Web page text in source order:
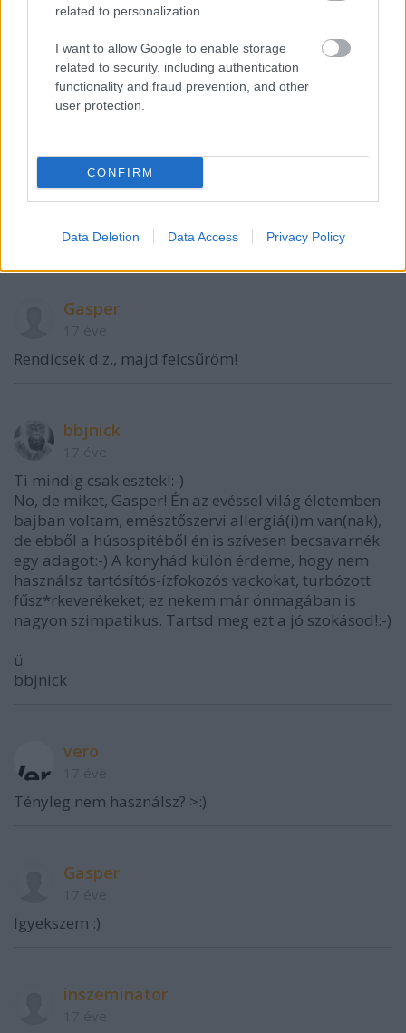
related to personalization.
I want to allow Google to enable storage
related to security, including authentication
functionality and fraud prevention, and other
user protection.
CONFIRM
Data Deletion Data Access Privacy Policy
Gasper
17 éve
Száraz pezsgőből én is le tudok nyomni egy üveggel,
viszont édesből egy pohár is nehezen csúszik :)
d.z.
17 éve
Gasper
Rendicsek d.z., majd felcsűröm!
bbjnick
Ti mindig csak esztek!:-)
No, de miket, Gasper! Én az evéssel világ életemben
bajban voltam, emésztőszervi allergiá(i)m van(nak),
de ebből a húsospitéből én is szívesen becsavarnék
egy adagot:-) A konyhád külön érdeme, hogy nem
használsz tartósítós-ízfokozós vackokat, turbózott
fűsz*rkeverékeket; ez nekem már önmagában is
nagyon szimpatikus. Tartsd meg ezt a jó szokásod!:-)
ü
bbjnick
vero
Tényleg nem használsz? >:)
Gasper
Igyekszem :)
inszeminator